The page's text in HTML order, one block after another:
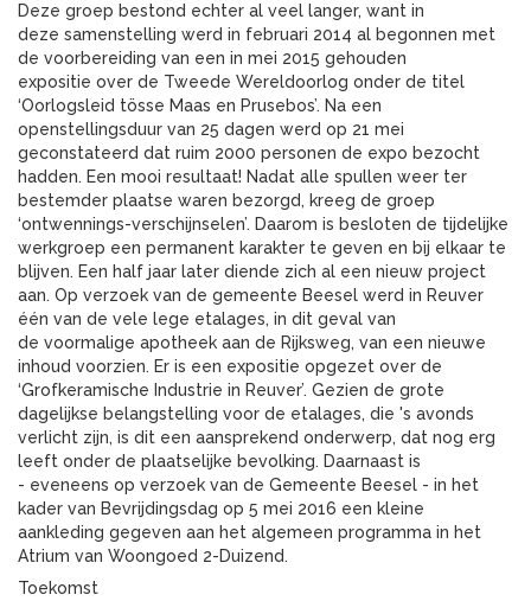
Deze groep bestond echter al veel langer, want in
deze samenstelling werd in februari 2014 al begonnen met
de voorbereiding van een in mei 2015 gehouden
expositie over de Tweede Wereldoorlog onder de titel
‘Oorlogsleid tösse Maas en Prusebos’. Na een
openstellingsduur van 25 dagen werd op 21 mei
geconstateerd dat ruim 2000 personen de expo bezocht
hadden. Een mooi resultaat! Nadat alle spullen weer ter
bestemder plaatse waren bezorgd, kreeg de groep
‘ontwennings-verschijnselen’. Daarom is besloten de tijdelijke
werkgroep een permanent karakter te geven en bij elkaar te
blijven. Een half jaar later diende zich al een nieuw project
aan. Op verzoek van de gemeente Beesel werd in Reuver
één van de vele lege etalages, in dit geval van
de voormalige apotheek aan de Rijksweg, van een nieuwe
inhoud voorzien. Er is een expositie opgezet over de
‘Grofkeramische Industrie in Reuver’. Gezien de grote
dagelijkse belangstelling voor de etalages, die 's avonds
verlicht zijn, is dit een aansprekend onderwerp, dat nog erg
leeft onder de plaatselijke bevolking. Daarnaast is
- eveneens op verzoek van de Gemeente Beesel - in het
kader van Bevrijdingsdag op 5 mei 2016 een kleine
aankleding gegeven aan het algemeen programma in het
Atrium van Woongoed 2-Duizend.
Toekomst